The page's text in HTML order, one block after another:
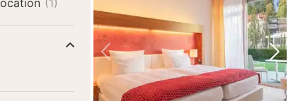
Forrige billede
(1)